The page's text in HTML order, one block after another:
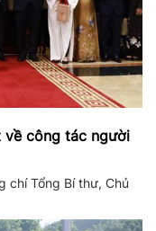
về công tác người
chí Tổng Bí thư, Chủ